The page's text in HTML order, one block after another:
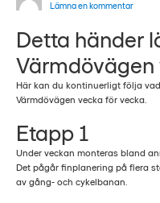
Lämna en kommentar
Detta händer
Värmdövägen
Här kan du kontinuerligt följa
Värmdövägen vecka för vecka.
Etapp 1
Under veckan monteras bland
Det pågår finplanering på flera
av gång- och cykelbanan.